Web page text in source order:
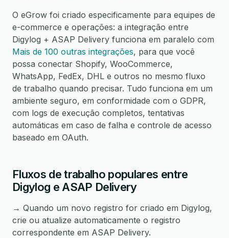
O eGrow foi criado especificamente para equipes de
e-commerce e operações: a integração entre
Digylog + ASAP Delivery funciona em paralelo com
Mais de 100 outras integrações, para que você
possa conectar Shopify, WooCommerce,
WhatsApp, FedEx, DHL e outros no mesmo fluxo
de trabalho quando precisar. Tudo funciona em um
ambiente seguro, em conformidade com o GDPR,
com logs de execução completos, tentativas
automáticas em caso de falha e controle de acesso
baseado em OAuth.
Fluxos de trabalho populares entre
Digylog e ASAP Delivery
→ Quando um novo registro for criado em Digylog,
crie ou atualize automaticamente o registro
correspondente em ASAP Delivery.